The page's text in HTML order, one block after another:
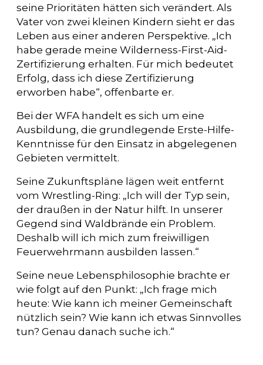
seine Prioritäten hätten sich verändert. Als
Vater von zwei kleinen Kindern sieht er das
Leben aus einer anderen Perspektive. „Ich
habe gerade meine Wilderness-First-Aid-
Zertifizierung erhalten. Für mich bedeutet
Erfolg, dass ich diese Zertifizierung
erworben habe“, offenbarte er.
Bei der WFA handelt es sich um eine
Ausbildung, die grundlegende Erste-Hilfe-
Kenntnisse für den Einsatz in abgelegenen
Gebieten vermittelt.
Seine Zukunftspläne lägen weit entfernt
vom Wrestling-Ring: „Ich will der Typ sein,
der draußen in der Natur hilft. In unserer
Gegend sind Waldbrände ein Problem.
Deshalb will ich mich zum freiwilligen
Feuerwehrmann ausbilden lassen.“
Seine neue Lebensphilosophie brachte er
wie folgt auf den Punkt: „Ich frage mich
heute: Wie kann ich meiner Gemeinschaft
nützlich sein? Wie kann ich etwas Sinnvolles
tun? Genau danach suche ich.“